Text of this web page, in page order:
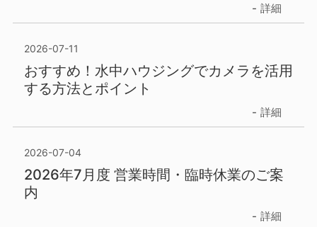
詳細
2026-07-11
おすすめ！水中ハウジングでカメラを活用
する方法とポイント
詳細
2026-07-04
2026年7月度 営業時間・臨時休業のご案
内
詳細